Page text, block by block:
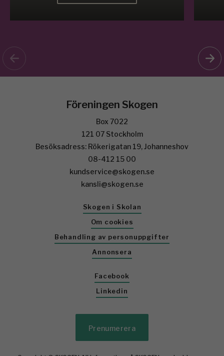
Föreningen Skogen
Box 7022
121 07 Stockholm
Besöksadress: Rökerigatan 19, Johanneshov
08-412 15 00
kundservice@skogen.se
kansli@skogen.se
Skogen i Skolan
Om cookies
Behandling av personuppgifter
Annonsera
Facebook
Linkedin
Prenumerera